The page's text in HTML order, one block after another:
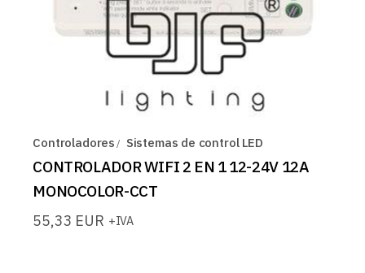
Controladores Sistemas de control LED
CONTROLADOR WIFI 2 EN 1 12-24V 12A
MONOCOLOR-CCT
55,33 EUR +IVA